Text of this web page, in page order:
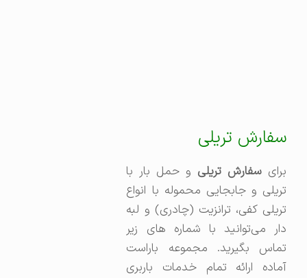
سفارش تریلی
برایسفارش تریلیو حمل بار با
تریلی و جابجایی محموله با انواع
تریلی کفی، ترانزیت (چادری) و لبه
دار می‌توانید با شماره های زیر
تماس بگیرید. مجموعه باراست
آماده ارائه تمام خدمات باربری